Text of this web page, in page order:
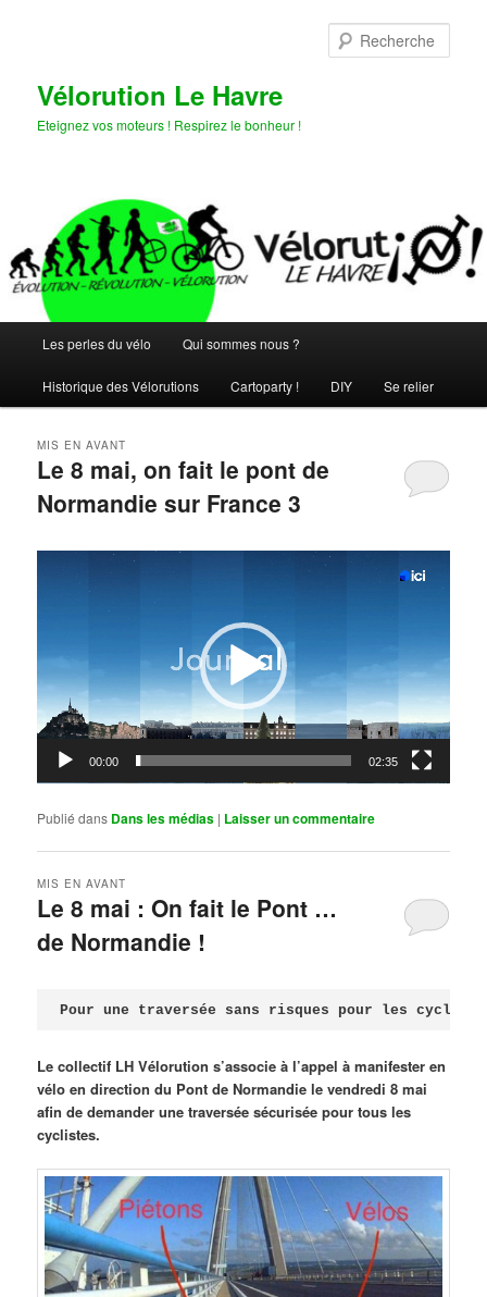
Vélorution Le Havre
Eteignez vos moteurs ! Respirez le bonheur !
principal
Les perles du vélo Qui sommes nous ?
Historique des Vélorutions Cartoparty ! DIY Se relier
Le 8 mai, on fait le pont de
Normandie sur France 3
MIS EN AVANT
00:00 02:35
Publié dans Dans les médias | Laisser un commentaire
Le 8 mai : On fait le Pont …
de Normandie !
MIS EN AVANT
Pour une traversée sans risques pour les
Le collectif LH Vélorution s’associe à l’appel à manifester en
vélo en direction du Pont de Normandie le vendredi 8 mai
afin de demander une traversée sécurisée pour tous les
cyclistes.